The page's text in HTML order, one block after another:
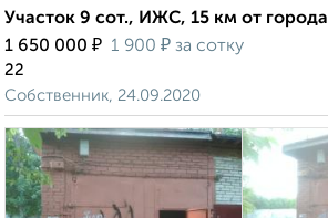
Участок 9 сот., ИЖС, 15 км от города
1 650 000 ₽ 1 900 ₽ за сотку
22
Собственник, 24.09.2020